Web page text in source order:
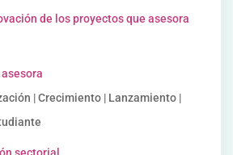
de los proyectos que asesora
| Crecimiento | Lanzamiento |